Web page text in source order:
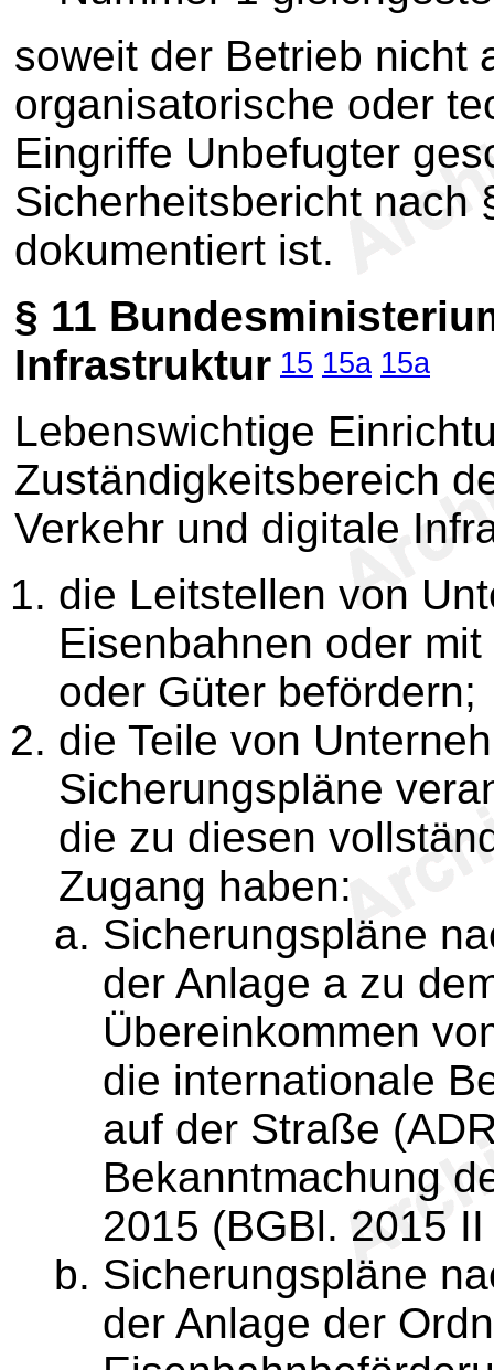
soweit der Betrieb nicht
organisatorische oder
Eingriffe Unbefugter
Sicherheitsbericht nach
dokumentiert ist.
§ 11
Infrastruktur 15 15a 15a
Lebenswichtige
Zuständigkeitsbereich
Verkehr und digitale
die Leitstellen von
Eisenbahnen oder
oder Güter befördern;
die Teile von
Sicherungspläne
die zu diesen
Zugang haben:
Sicherungspläne
der Anlage a zu
Übereinkommen
die internationale
auf der Straße
Bekanntmachung
2015 (BGBl. 2015
Sicherungspläne
der Anlage der